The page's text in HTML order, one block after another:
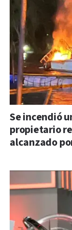
Se incendió
propietario
alcanzado